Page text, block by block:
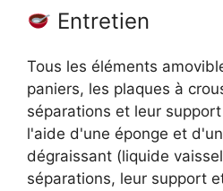
Entretien
Tous les éléments
paniers, les plaques à
séparations et leur
l'aide d'une éponge et
dégraissant (liquide
séparations, leur support